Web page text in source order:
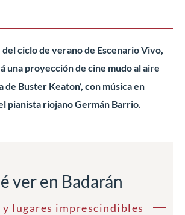
ciclo de verano de Escenario Vivo,
una proyecciónde cine mudo al aire
de Buster Keaton’, con música en
pianista riojano Germán Barrio.
ver en Badarán
y lugares imprescindibles